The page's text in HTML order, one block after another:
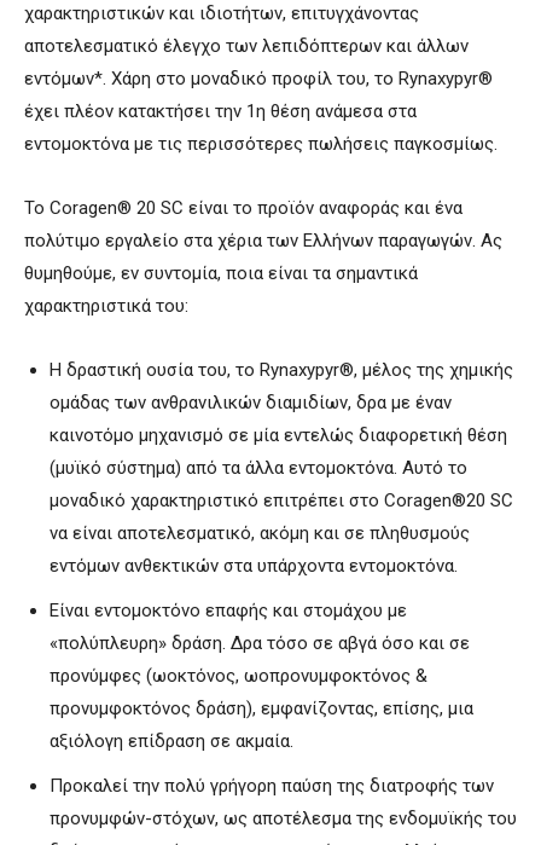
χαρακτηριστικών και ιδιοτήτων, επιτυγχάνοντας
αποτελεσματικό έλεγχο των λεπιδόπτερων και άλλων
εντόμων*. Χάρη στο μοναδικό προφίλ του, το Rynaxypyr®
έχει πλέον κατακτήσει την 1η θέση ανάμεσα στα
εντομοκτόνα με τις περισσότερες πωλήσεις παγκοσμίως.
Το Coragen® 20 SC είναι το προϊόν αναφοράς και ένα
πολύτιμο εργαλείο στα χέρια των Ελλήνων παραγωγών. Ας
θυμηθούμε, εν συντομία, ποια είναι τα σημαντικά
χαρακτηριστικά του:
Η δραστική ουσία του, το Rynaxypyr®, μέλος της χημικής
ομάδας των ανθρανιλικών διαμιδίων, δρα με έναν
καινοτόμο μηχανισμό σε μία εντελώς διαφορετική θέση
(μυϊκό σύστημα) από τα άλλα εντομοκτόνα. Αυτό το
μοναδικό χαρακτηριστικό επιτρέπει στο Coragen®20 SC
να είναι αποτελεσματικό, ακόμη και σε πληθυσμούς
εντόμων ανθεκτικών στα υπάρχοντα εντομοκτόνα.
Είναι εντομοκτόνο επαφής και στομάχου με
«πολύπλευρη» δράση. Δρα τόσο σε αβγά όσο και σε
προνύμφες (ωοκτόνος, ωοπρονυμφοκτόνος &
προνυμφοκτόνος δράση), εμφανίζοντας, επίσης, μια
αξιόλογη επίδραση σε ακμαία.
Προκαλεί την πολύ γρήγορη παύση της διατροφής των
προνυμφών-στόχων, ως αποτέλεσμα της ενδομυϊκής του